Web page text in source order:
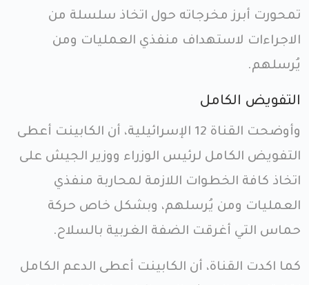
تمحورت أبرز مخرجاته حول اتخاذ سلسلة من
الاجراءات لاستهداف منفذي العمليات ومن
يُرسلهم.
التفويض الكامل
وأوضحت القناة 12 الإسرائيلية، أن الكابينت أعطى
التفويض الكامل لرئيس الوزراء ووزير الجيش على
اتخاذ كافة الخطوات اللازمة لمحاربة منفذي
العمليات ومن يُرسلهم، وبشكل خاص حركة
حماس التي أغرقت الضفة الغربية بالسلاح.
كما اكدت القناة، أن الكابينت أعطى الدعم الكامل